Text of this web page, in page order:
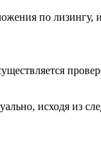
по
исходя из